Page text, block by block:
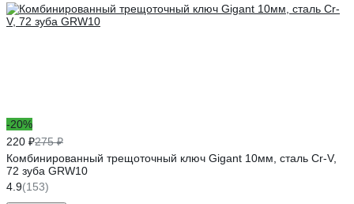
-20%
220 ₽275 ₽
Комбинированный трещоточный ключ Gigant 10мм, сталь Cr-V,
72 зуба GRW10
4.9(153)